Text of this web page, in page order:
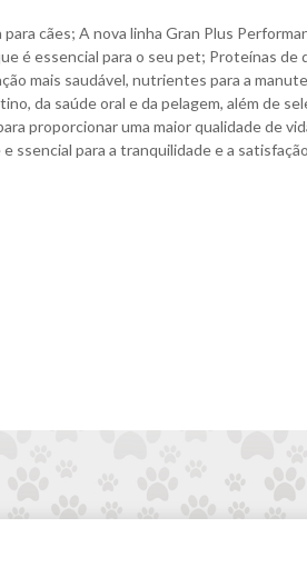
para cães; A nova linha Gran Plus
é essencial para o seu pet; Proteínas de
mais saudável, nutrientes para a
da saúde oral e da pelagem, além de
proporcionar uma maior qualidade de
ssencial para a tranquilidade e a